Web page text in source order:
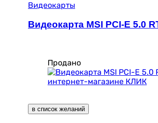
Видеокарты
Видеокарта MSI PCI-E 5.0
Продано
в список желаний